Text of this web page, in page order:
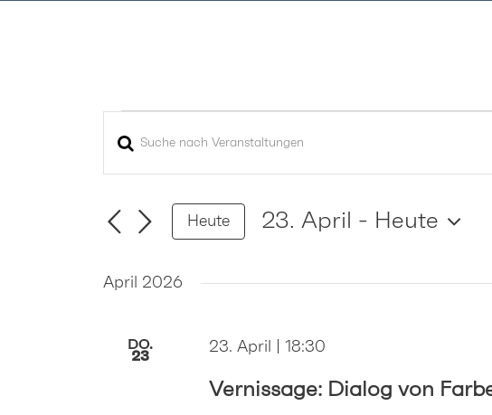
VERANSTALTUNGEN
VERANSTALTUNGEN
UND
ANSICHTEN,
NAVIGATION
Bitte
Suche
nach
Schlüsselwort.
Heute 23. April - Heute
April 2026
DO.
23
Vernissage: Dialog von
23. April | 18:30